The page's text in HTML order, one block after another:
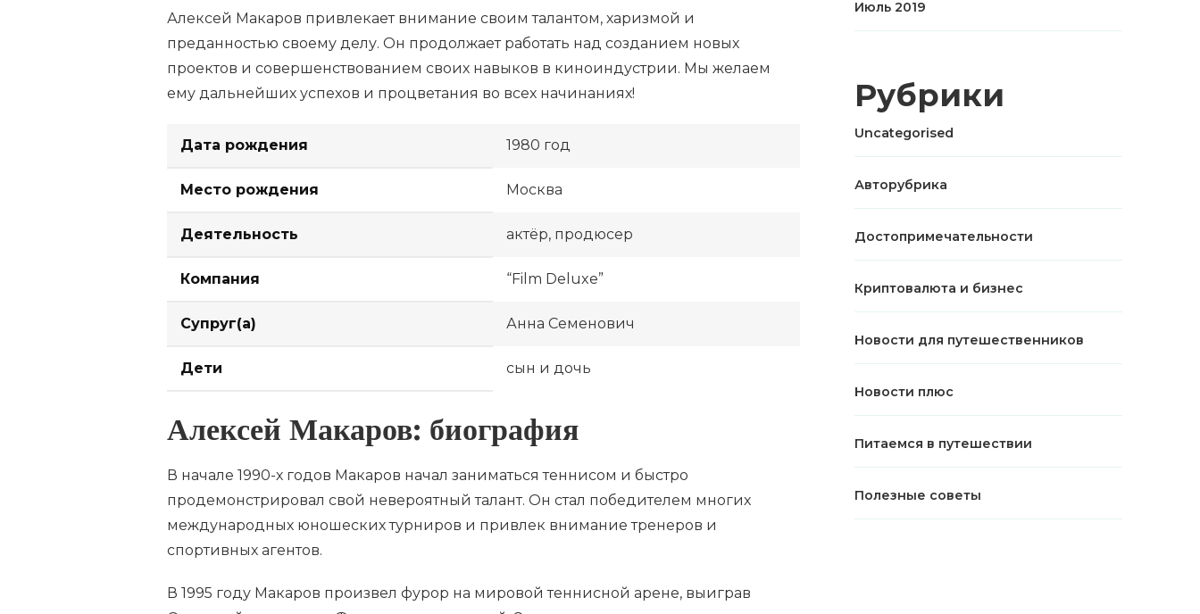
Алексей Макаров привлекает внимание своим талантом, харизмой и
преданностью своему делу. Он продолжает работать над созданием новых
проектов и совершенствованием своих навыков в киноиндустрии. Мы желаем
ему дальнейших успехов и процветания во всех начинаниях!
Дата рождения 1980 год
Место рождения Москва
Деятельность актёр, продюсер
Компания “Film Deluxe”
Супруг(а) Анна Семенович
Дети сын и дочь
Алексей Макаров: биография
В начале 1990-х годов Макаров начал заниматься теннисом и быстро
продемонстрировал свой невероятный талант. Он стал победителем многих
международных юношеских турниров и привлек внимание тренеров и
спортивных агентов.
В 1995 году Макаров произвел фурор на мировой теннисной арене, выиграв
Июль 2019
Рубрики
Uncategorised
Авторубрика
Достопримечательности
Криптовалюта и бизнес
Новости для путешественников
Новости плюс
Питаемся в путешествии
Полезные советы